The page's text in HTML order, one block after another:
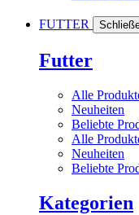
FUTTER
Futter
Alle
Neuheiten
Beliebte
Alle
Neuheiten
Beliebte
Kategorien